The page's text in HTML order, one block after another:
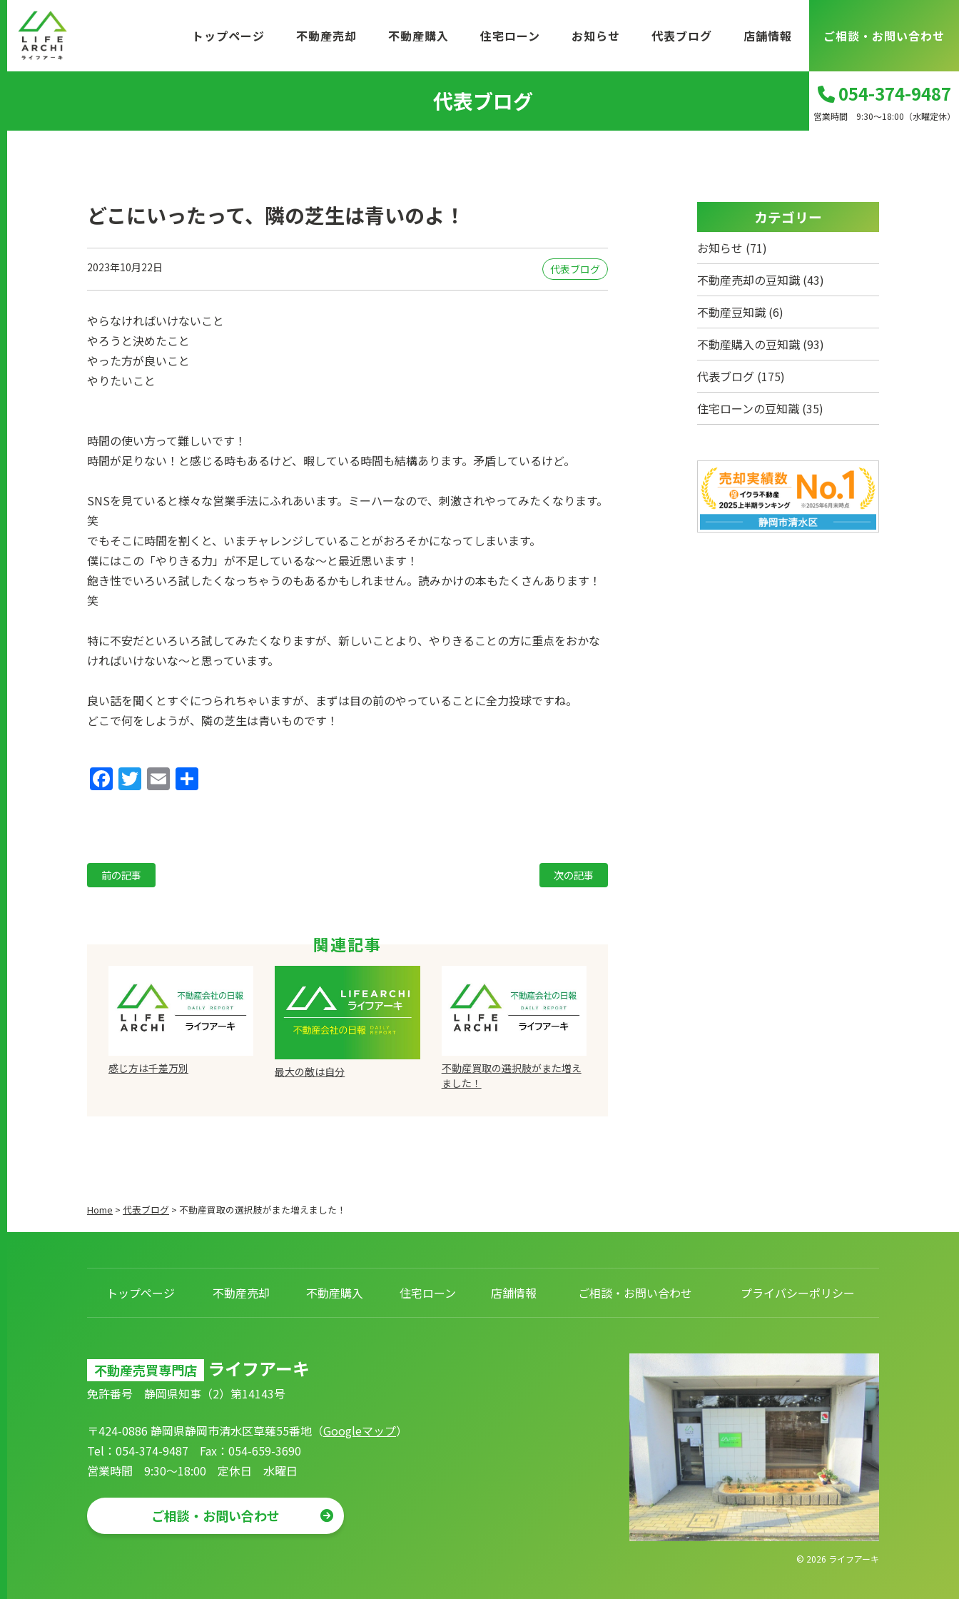
ン
移
054-374-9487
営業時間 9:30～18:00（水曜定休）
トップページ 不動産売却 不動産購入 住宅ローン お知らせ 代表ブログ 店舗情報 ご相談・お問い合わせ
代表ブログ
どこにいったって、隣の芝生は青いのよ！
2023年10月22日 代表ブログ
やらなければいけないこと
やろうと決めたこと
やった方が良いこと
やりたいこと
時間の使い方って難しいです！
時間が足りない！と感じる時もあるけど、暇している時間も結構あります。矛盾しているけど。
SNSを見ていると様々な営業手法にふれあいます。ミーハーなので、刺激されやってみたくなります。
笑
でもそこに時間を割くと、いまチャレンジしていることがおろそかになってしまいます。
僕にはこの「やりきる力」が不足しているな～と最近思います！
飽き性でいろいろ試したくなっちゃうのもあるかもしれません。読みかけの本もたくさんあります！
笑
特に不安だといろいろ試してみたくなりますが、新しいことより、やりきることの方に重点をおかな
ければいけないな～と思っています。
良い話を聞くとすぐにつられちゃいますが、まずは目の前のやっていることに全力投球ですね。
どこで何をしようが、隣の芝生は青いものです！
Facebook
Twitter
Email
前の記事 次の記事
関連記事
感じ方は千差万別 最大の敵は自分
不動産買取の選択肢がまた増え
ました！
カテゴリー
お知らせ (71)
不動産売却の豆知識 (43)
不動産豆知識 (6)
不動産購入の豆知識 (93)
代表ブログ (175)
住宅ローンの豆知識 (35)
Home > 代表ブログ > 不動産買取の選択肢がまた増えました！
トップページ 不動産売却 不動産購入 住宅ローン 店舗情報 ご相談・お問い合わせ プライバシーポリシー
不動産売買専門店 ライフアーキ
免許番号 静岡県知事（2）第14143号
〒424-0886 静岡県静岡市清水区草薙55番地（Googleマップ）
Tel：054-374-9487 Fax：054-659-3690
営業時間 9:30～18:00 定休日 水曜日
ご相談・お問い合わせ
© 2026 ライフアーキ